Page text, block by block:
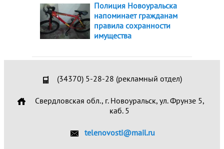
Полиция Новоуральска
напоминает гражданам
правила сохранности
имущества
(34370) 5-28-28 (рекламный отдел)
Свердловская обл., г. Новоуральск, ул. Фрунзе 5,
каб. 5
telenovosti@mail.ru